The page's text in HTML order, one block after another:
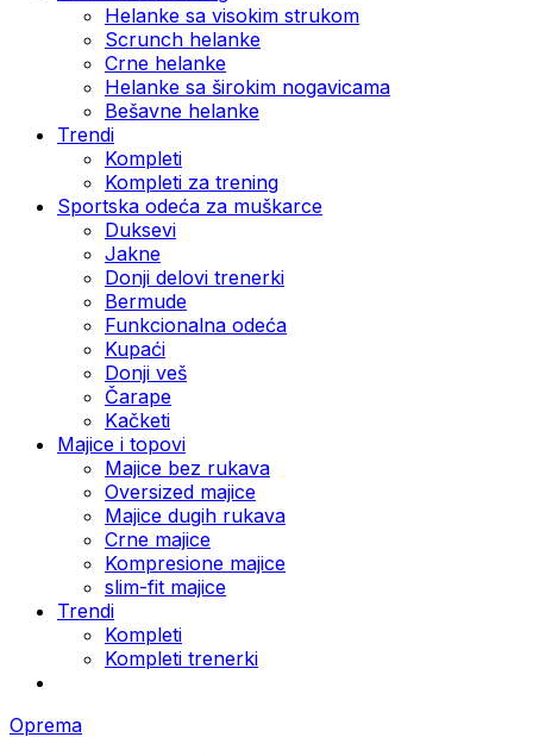
Helanke sa visokim strukom
Scrunch helanke
Crne helanke
Helanke sa širokim nogavicama
Bešavne helanke
Trendi
Kompleti
Kompleti za trening
Sportska odeća za muškarce
Duksevi
Jakne
Donji delovi trenerki
Bermude
Funkcionalna odeća
Kupaći
Donji veš
Čarape
Kačketi
Majice i topovi
Majice bez rukava
Oversized majice
Majice dugih rukava
Crne majice
Kompresione majice
slim-fit majice
Trendi
Kompleti
Kompleti trenerki
Oprema